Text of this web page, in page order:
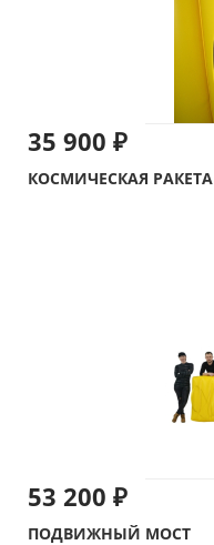
35 900 ₽
КОСМИЧЕСКАЯ РАКЕТА
53 200 ₽
ПОДВИЖНЫЙ МОСТ